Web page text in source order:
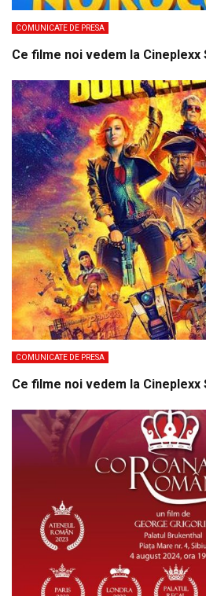
COMUNICATE DE PRESA
Ce filme noi vedem la Cineplexx
COMUNICATE DE PRESA
Ce filme noi vedem la Cineplexx